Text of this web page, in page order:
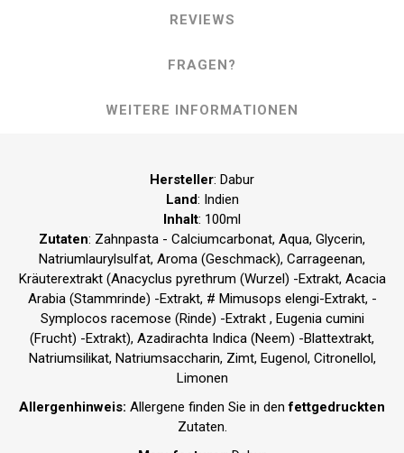
REVIEWS
FRAGEN?
WEITERE INFORMATIONEN
Hersteller: Dabur
Land: Indien
Inhalt: 100ml
Zutaten: Zahnpasta - Calciumcarbonat, Aqua, Glycerin,
Natriumlaurylsulfat, Aroma (Geschmack), Carrageenan,
Kräuterextrakt (Anacyclus pyrethrum (Wurzel) -Extrakt, Acacia
Arabia (Stammrinde) -Extrakt, # Mimusops elengi-Extrakt, -
Symplocos racemose (Rinde) -Extrakt , Eugenia cumini
(Frucht) -Extrakt), Azadirachta Indica (Neem) -Blattextrakt,
Natriumsilikat, Natriumsaccharin, Zimt, Eugenol, Citronellol,
Limonen
Allergenhinweis: Allergene finden Sie in denfettgedruckten
Zutaten.